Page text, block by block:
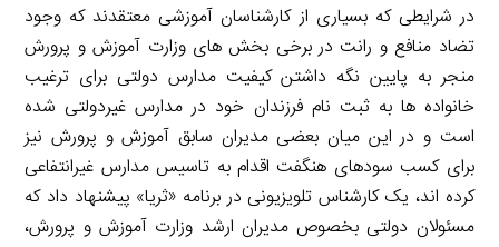
در شرایطی که بسیاری از کارشناسان آموزشی معتقدند که وجود
تضاد منافع و رانت در برخی بخش های وزارت آموزش و پرورش
منجر به پایین نگه داشتن کیفیت مدارس دولتی برای ترغیب
خانواده ها به ثبت نام فرزندان خود در مدارس غیردولتی شده
است و در این میان بعضی مدیران سابق آموزش و پرورش نیز
برای کسب سودهای هنگفت اقدام به تاسیس مدارس غیرانتفاعی
کرده اند، یک کارشناس تلویزیونی در برنامه «ثریا» پیشنهاد داد که
مسئولان دولتی بخصوص مدیران ارشد وزارت آموزش و پرورش،